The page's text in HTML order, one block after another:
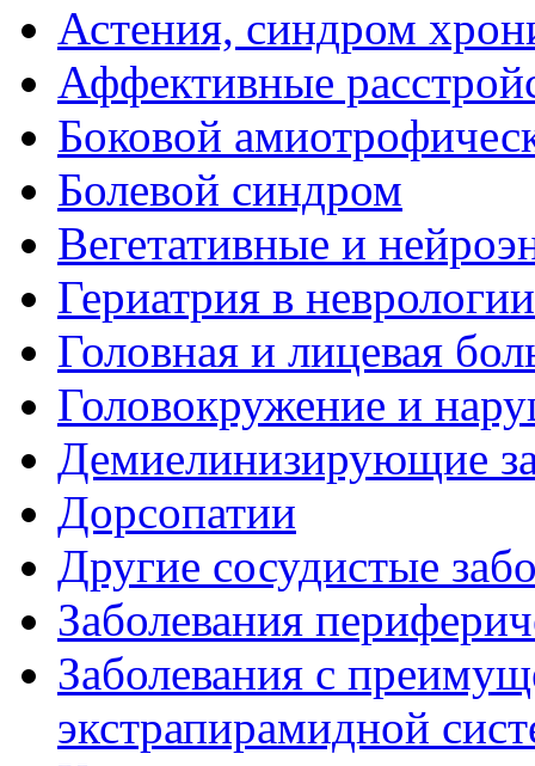
Астения, синдром
Аффективные
Боковой
Болевой синдром
Вегетативные и
Гериатрия в неврологии
Головная и лицевая
Головокружение и
Демиелинизирующие
Дорсопатии
Другие сосудистые
Заболевания
Заболевания с
экстрапирамидной